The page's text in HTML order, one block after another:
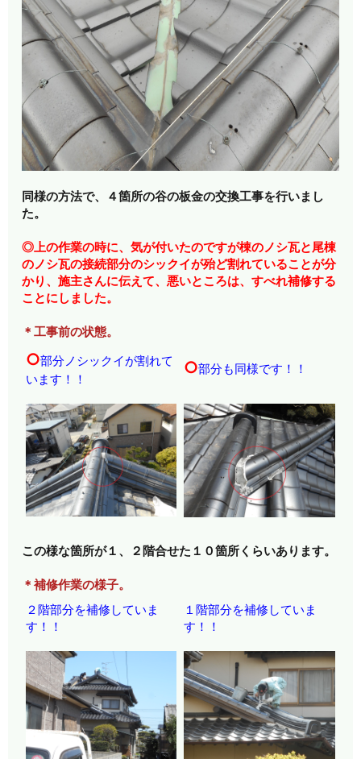
同様の方法で、４箇所の谷の板金の交換工事を行いまし
た。
◎上の作業の時に、気が付いたのですが棟のノシ瓦と尾棟
のノシ瓦の接続部分のシックイが殆ど割れていることが分
かり、施主さんに伝えて、悪いところは、すべれ補修する
ことにしました。
＊工事前の状態。
○部分ノシックイが割れて
います！！
○部分も同様です！！
この様な箇所が１、２階合せた１０箇所くらいあります。
＊補修作業の様子。
２階部分を補修していま
す！！
１階部分を補修していま
す！！